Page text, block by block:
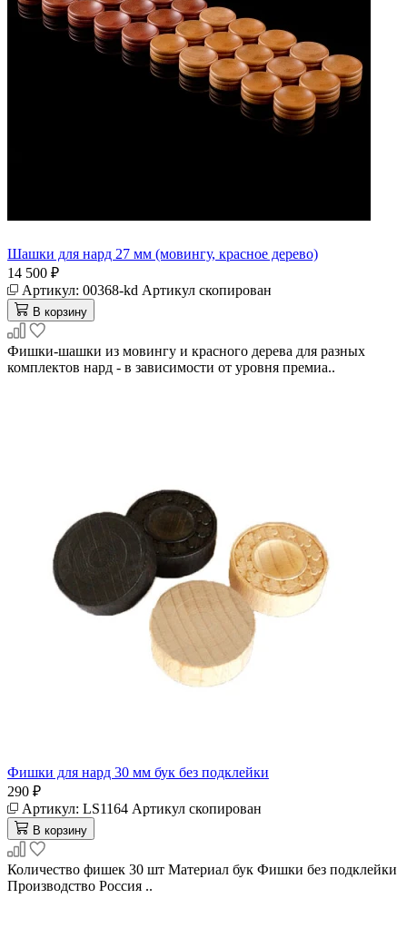
Шашки для нард 27 мм (мовингу, красное дерево)
14 500 ₽
Артикул: 00368-kd Артикул скопирован
В корзину
Фишки-шашки из мовингу и красного дерева для разных
комплектов нард - в зависимости от уровня премиа..
Фишки для нард 30 мм бук без подклейки
290 ₽
Артикул: LS1164 Артикул скопирован
В корзину
Количество фишек 30 шт Материал бук Фишки без подклейки
Производство Россия ..